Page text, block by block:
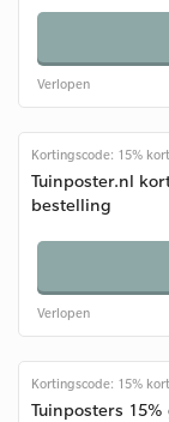
Verlopen
Kortingscode: 15%
Tuinposter.nl
bestelling
Verlopen
Kortingscode: 15%
Tuinposters